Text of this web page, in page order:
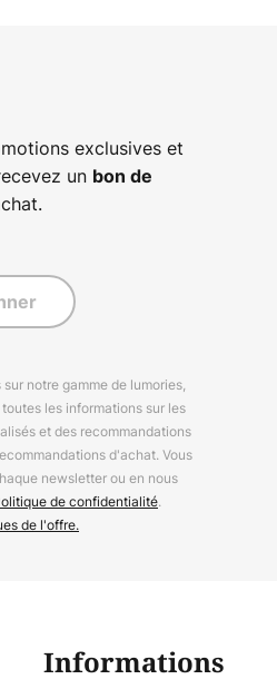
exclusives et
un bon de
notre gamme de lumories,
les informations sur les
et des recommandations
d'achat. Vous
newsletter ou en nous
de confidentialité.
de l'offre.
Informations